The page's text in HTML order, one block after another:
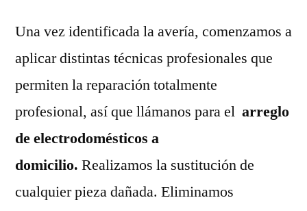
Una vez identificada la avería, comenzamos a
aplicar distintas técnicas profesionales que
permiten la reparación totalmente
profesional, así que llámanos para el arreglo
de electrodomésticos a
domicilio. Realizamos la sustitución de
cualquier pieza dañada. Eliminamos